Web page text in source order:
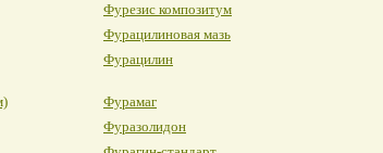
Фурезис композитум
Фурацилиновая мазь
Фурацилин
Фурамаг
Фуразолидон